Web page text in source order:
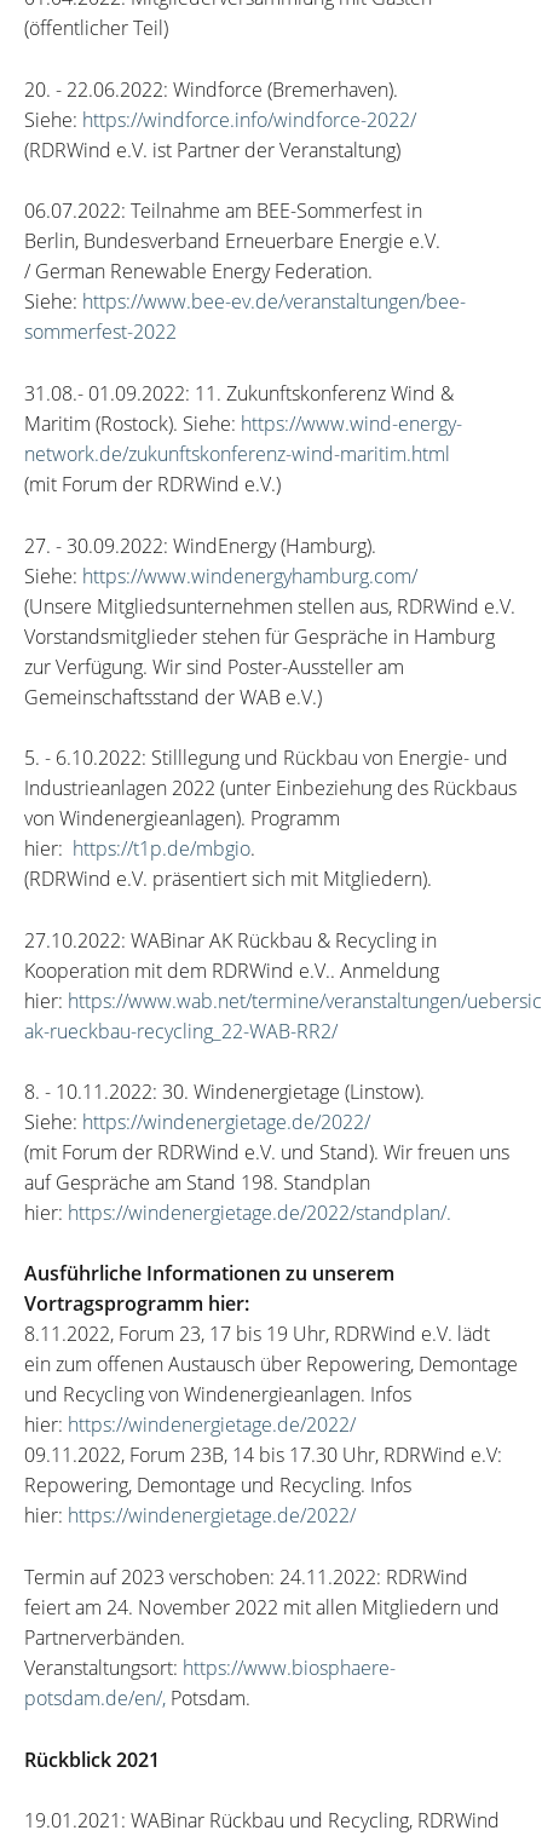
(öffentlicher Teil)
20. - 22.06.2022: Windforce (Bremerhaven).
Siehe: https://windforce.info/windforce-2022/
(RDRWind e.V. ist Partner der Veranstaltung)
06.07.2022: Teilnahme am BEE-Sommerfest in
Berlin, Bundesverband Erneuerbare Energie e.V.
/ German Renewable Energy Federation.
Siehe: https://www.bee-ev.de/veranstaltungen/bee-
sommerfest-2022
31.08.- 01.09.2022: 11. Zukunftskonferenz Wind &
Maritim (Rostock). Siehe: https://www.wind-energy-
network.de/zukunftskonferenz-wind-maritim.html
(mit Forum der RDRWind e.V.)
27. - 30.09.2022: WindEnergy (Hamburg).
Siehe: https://www.windenergyhamburg.com/
(Unsere Mitgliedsunternehmen stellen aus, RDRWind e.V.
Vorstandsmitglieder stehen für Gespräche in Hamburg
zur Verfügung. Wir sind Poster-Aussteller am
Gemeinschaftsstand der WAB e.V.)
5. - 6.10.2022: Stilllegung und Rückbau von Energie- und
Industrieanlagen 2022 (unter Einbeziehung des Rückbaus
von Windenergieanlagen). Programm
hier: https://t1p.de/mbgio.
(RDRWind e.V. präsentiert sich mit Mitgliedern).
27.10.2022: WABinar AK Rückbau & Recycling in
Kooperation mit dem RDRWind e.V.. Anmeldung
hier: https://www.wab.net/termine/veranstaltungen/
ak-rueckbau-recycling_22-WAB-RR2/
8. - 10.11.2022: 30. Windenergietage (Linstow).
Siehe: https://windenergietage.de/2022/
(mit Forum der RDRWind e.V. und Stand). Wir freuen uns
auf Gespräche am Stand 198. Standplan
hier: https://windenergietage.de/2022/standplan/.
Ausführliche Informationen zu unserem
Vortragsprogramm hier:
8.11.2022, Forum 23, 17 bis 19 Uhr, RDRWind e.V. lädt
ein zum offenen Austausch über Repowering, Demontage
und Recycling von Windenergieanlagen. Infos
hier: https://windenergietage.de/2022/
09.11.2022, Forum 23B, 14 bis 17.30 Uhr, RDRWind e.V:
Repowering, Demontage und Recycling. Infos
hier: https://windenergietage.de/2022/
Termin auf 2023 verschoben: 24.11.2022: RDRWind
feiert am 24. November 2022 mit allen Mitgliedern und
Partnerverbänden.
Veranstaltungsort: https://www.biosphaere-
potsdam.de/en/, Potsdam.
Rückblick 2021
19.01.2021: WABinar Rückbau und Recycling, RDRWind